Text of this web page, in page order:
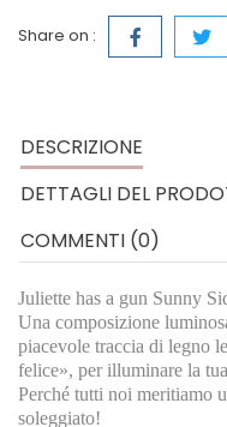
Share on :
DESCRIZIONE
DETTAGLI DEL
COMMENTI (0)
Juliette has a gun Sunny
Una composizione
piacevole traccia di legno
felice», per illuminare la
Perché tutti noi meritiamo
soleggiato!